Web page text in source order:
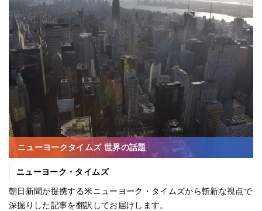
ニューヨークタイムズ 世界の話題
ニューヨーク・タイムズ
朝日新聞が提携する米ニューヨーク・タイムズから斬新な視点で
深掘りした記事を翻訳してお届けします。